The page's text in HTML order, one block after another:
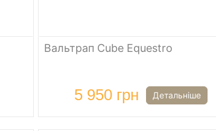
Вальтрап Cube Equestro
5 950 грн Детальніше